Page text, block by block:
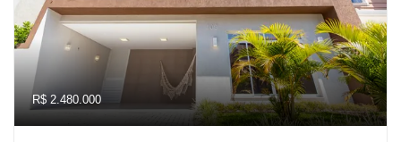
R$ 2.480.000